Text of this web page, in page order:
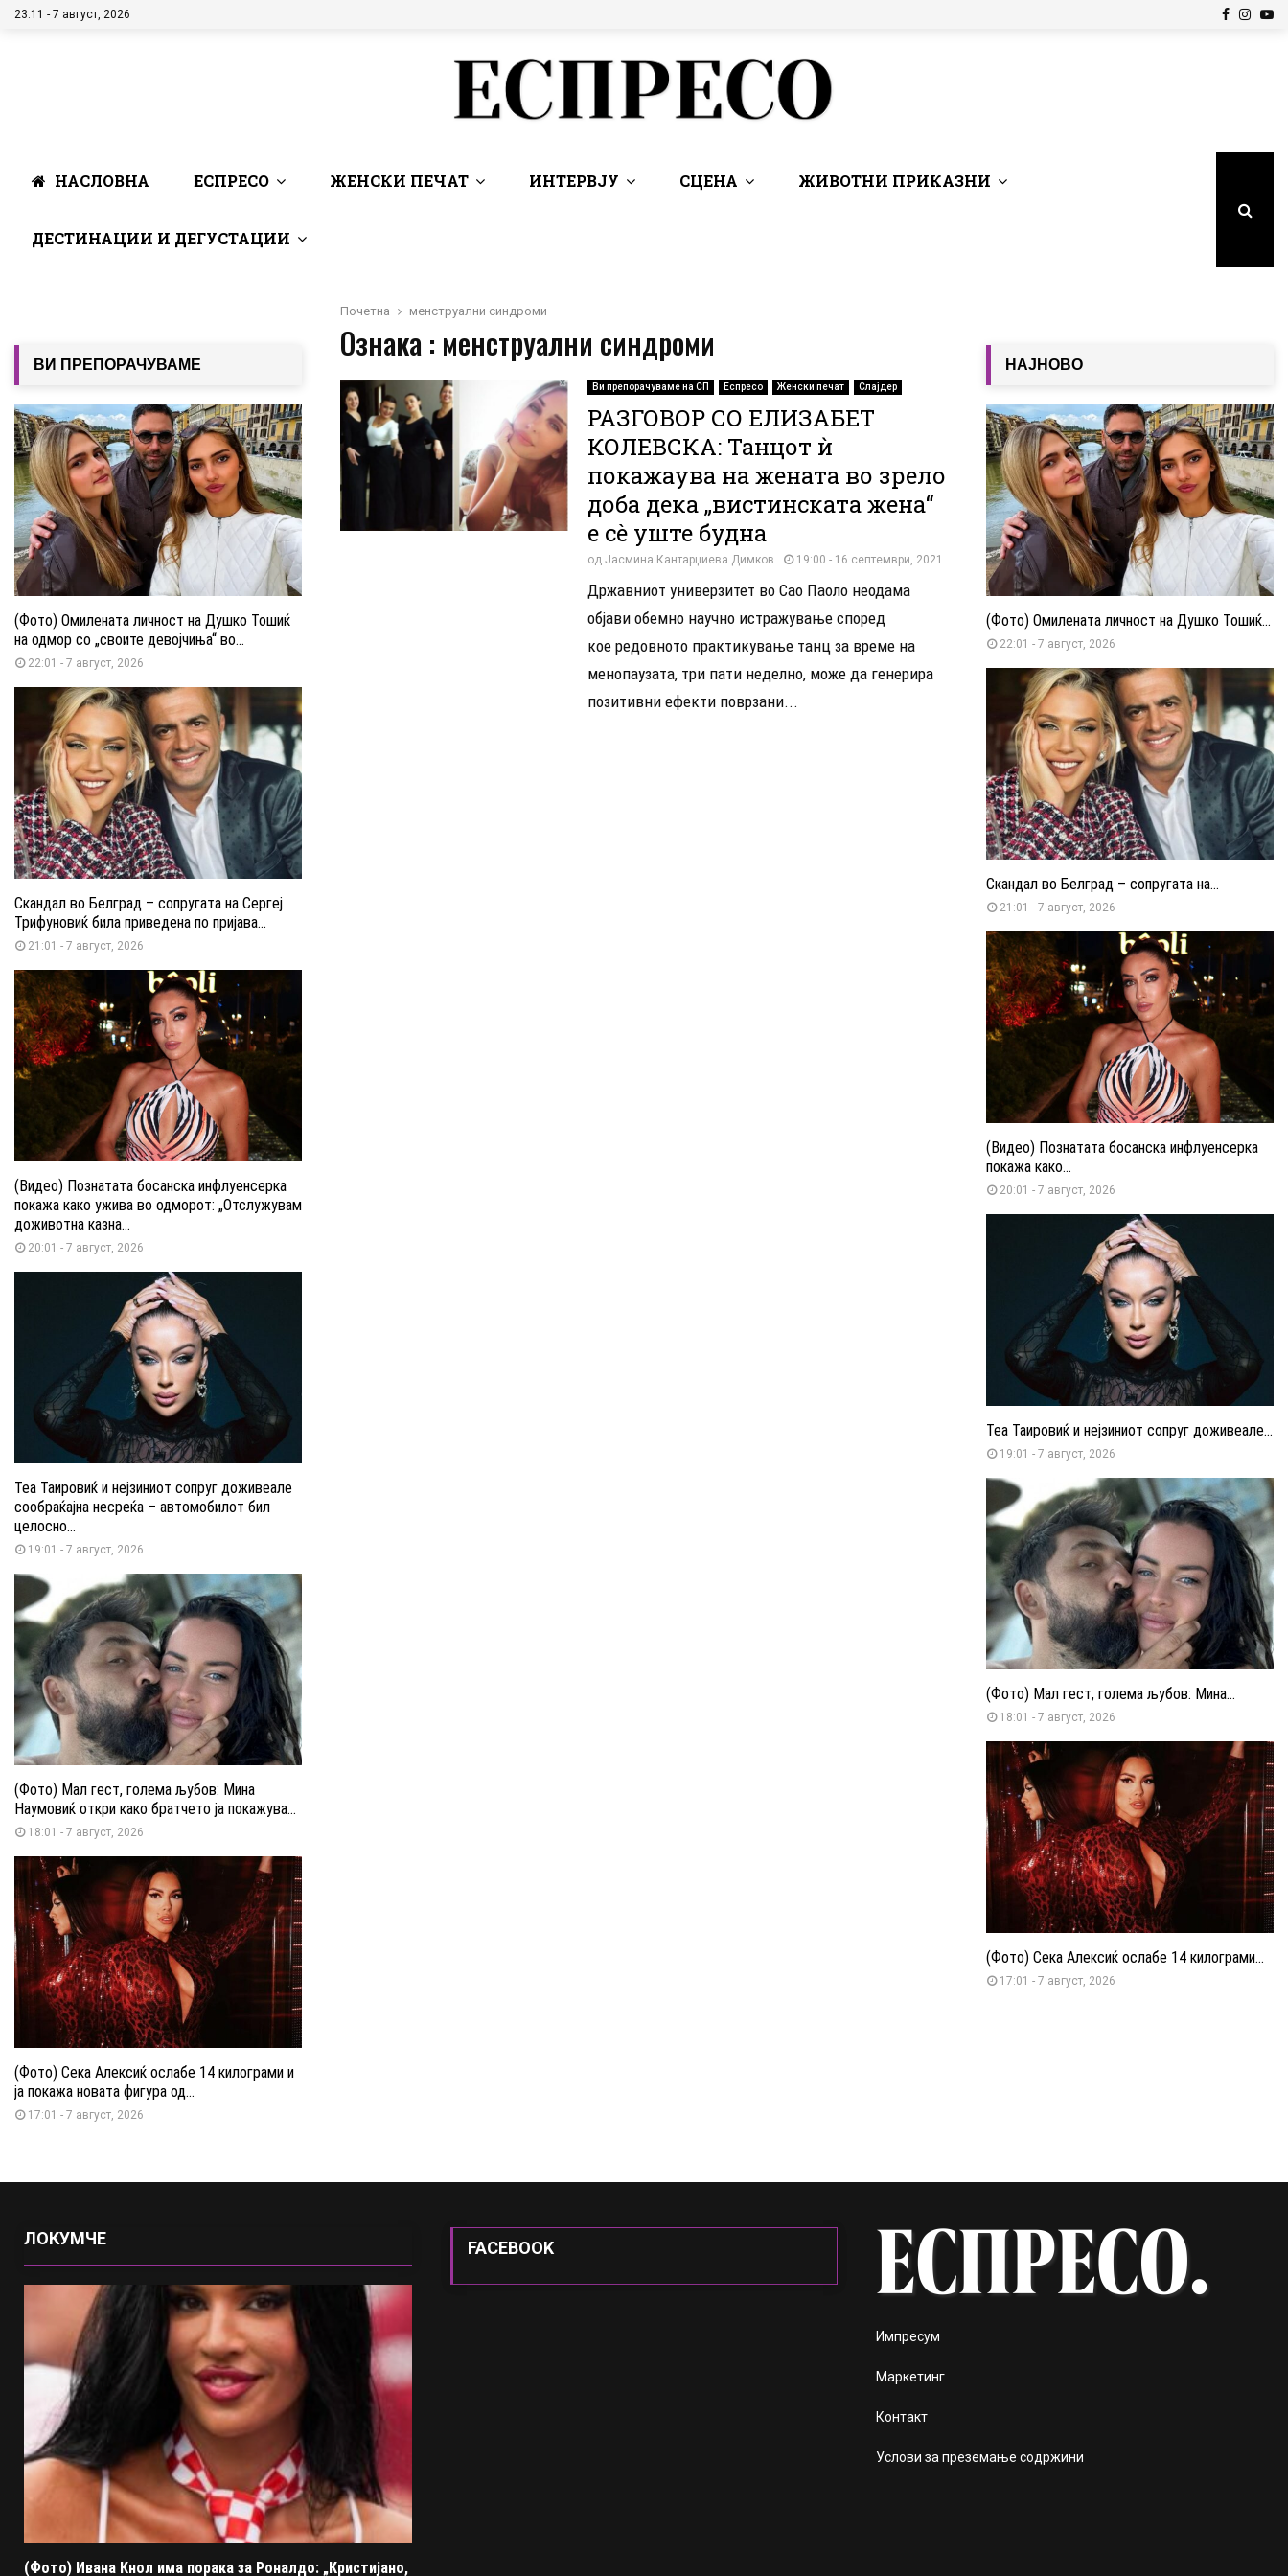
23:11 - 7 август, 2026 Facebook
НАСЛОВНА ЕСПРЕСО ЖЕНСКИ ПЕЧАТ ИНТЕРВЈУ СЦЕНА ЖИВОТНИ ПРИКАЗНИ
ДЕСТИНАЦИИ И ДЕГУСТАЦИИ
Почетна менструални синдроми
Ознака : менструални синдроми
Ви препорачуваме на СП Еспресо Женски печат Слајдер
РАЗГОВОР СО ЕЛИЗАБЕТ
КОЛЕВСКА: Танцот ѝ
покажаува на жената во зрело
доба дека „вистинската жена“
е сè уште будна
од Јасмина Кантарџиева Димков 19:00 - 16 септември, 2021
Државниот универзитет во Сао Паоло неодама
објави обемно научно истражување според
кое редовното практикување танц за време на
менопаузата, три пати неделно, може да генерира
позитивни ефекти поврзани...
ВИ ПРЕПОРАЧУВАМЕ
(Фото) Омилената личност на Душко Тошиќ
на одмор со „своите девојчиња“ во...
22:01 - 7 август, 2026
Скандал во Белград – сопругата на Сергеј
Трифуновиќ била приведена по пријава...
21:01 - 7 август, 2026
(Видео) Познатата босанска инфлуенсерка
покажа како ужива во одморот: „Отслужувам
доживотна казна...
20:01 - 7 август, 2026
Теа Таировиќ и нејзиниот сопруг доживеале
сообраќајна несреќа – автомобилот бил
целосно...
19:01 - 7 август, 2026
(Фото) Мал гест, голема љубов: Мина
Наумовиќ откри како братчето ја покажува...
18:01 - 7 август, 2026
(Фото) Сека Алексиќ ослабе 14 килограми и
ја покажа новата фигура од...
17:01 - 7 август, 2026
НАЈНОВО
(Фото) Омилената личност на Душко Тошиќ...
22:01 - 7 август, 2026
Скандал во Белград – сопругата на...
21:01 - 7 август, 2026
(Видео) Познатата босанска инфлуенсерка
покажа како...
20:01 - 7 август, 2026
Теа Таировиќ и нејзиниот сопруг доживеале...
19:01 - 7 август, 2026
(Фото) Мал гест, голема љубов: Мина...
18:01 - 7 август, 2026
(Фото) Сека Алексиќ ослабе 14 килограми...
17:01 - 7 август, 2026
ЛОКУМЧЕ
(Фото) Ивана Кнол има порака за Роналдо: „Кристијано,
FACEBOOK
Импресум
Маркетинг
Контакт
Услови за преземање содржини